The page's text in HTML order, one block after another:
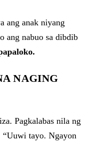
ang anak niyang
ang nabuo sa dibdib
NAGING
Pagkalabas nila ng
tayo. Ngayon